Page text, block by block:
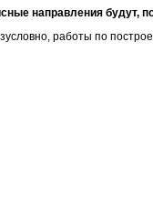
направления будут,
работы по